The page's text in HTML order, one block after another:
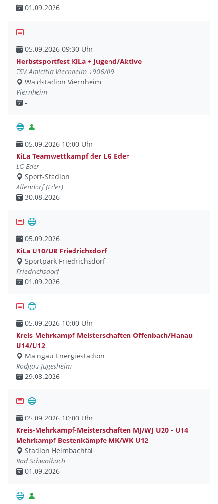
01.09.2026
05.09.2026 09:30 Uhr
Herbstsportfest KiLa + Jugend/Aktive
TSV Amicitia Viernheim 1906/09
Waldstadion Viernheim
Viernheim
-
05.09.2026 10:00 Uhr
KiLa Teamwettkampf der LG Eder
LG Eder
Sport-Stadion
Allendorf (Eder)
30.08.2026
05.09.2026
KiLa U10/U8 Friedrichsdorf
Sportpark Friedrichsdorf
Friedrichsdorf
01.09.2026
05.09.2026 10:00 Uhr
Kreis-Mehrkampf-Meisterschaften Offenbach/Hanau
U14/U12
Maingau Energiestadion
Rodgau-Jügesheim
29.08.2026
05.09.2026 10:00 Uhr
Kreis-Mehrkampf-Meisterschaften MJ/WJ U20 - U14
Mehrkampf-Bestenkämpfe MK/WK U12
Stadion Heimbachtal
Bad Schwalbach
01.09.2026